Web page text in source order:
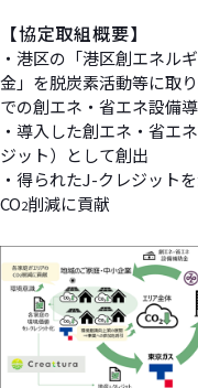
【協定取組概要】
・港区の「港区創エネル
金」を脱炭素活動等に取
での創エネ・省エネ設備
・導入した創エネ・省エ
ジット）として創出
・得られたJ-クレジット
CO2削減に貢献